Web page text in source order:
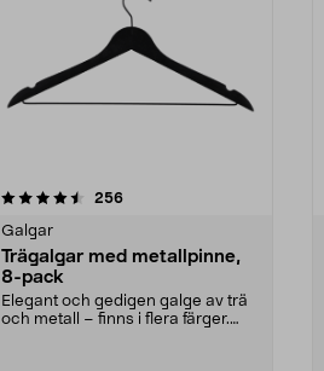
256recensioner
Galgar
Trägalgar med metallpinne,
8-pack
Elegant och gedigen galge av trä
och metall – finns i flera färger.
4.0av 5 stjärnor